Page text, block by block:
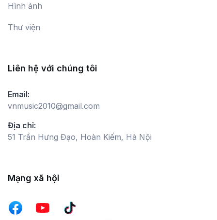
Hoàng Viết Danh
Miền Xa Thẳm
Bích Ngọc,
Hình ảnh
Thư viện
Liên hệ với chúng tôi
Email:
vnmusic2010@gmail.com
Địa chỉ:
51 Trần Hưng Đạo, Hoàn Kiếm, Hà Nội
Mạng xã hội